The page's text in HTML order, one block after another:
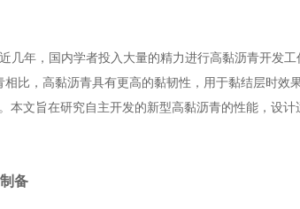
年，国内学者投入大量的精力进行高黏沥青开发
比，高黏沥青具有更高的黏韧性，用于黏结层时效
文旨在研究自主开发的新型高黏沥青的性能，设
备